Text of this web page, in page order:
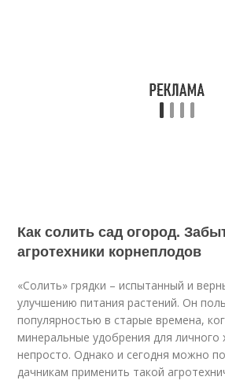
Как солить сад огород.
агротехники корнеплодов
«Солить» грядки – испытанный и
улучшению питания растений. Он
популярностью в старые времена,
минеральные удобрения для личного
непросто. Однако и сегодня можно
дачникам применить такой